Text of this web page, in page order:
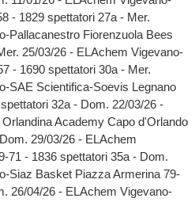
- 1829 spettatori 27a - Mer.
Pallacanestro Fiorenzuola Bees
25/03/26 - ELAchem Vigevano-
- 1690 spettatori 30a - Mer.
SAE Scientifica-Soevis Legnano
32a - Dom. 22/03/26 -
Academy Capo d'Orlando
29/03/26 - ELAchem
71 - 1836 spettatori 35a - Dom.
Siaz Basket Piazza Armerina 79-
26/04/26 - ELAchem Vigevano-